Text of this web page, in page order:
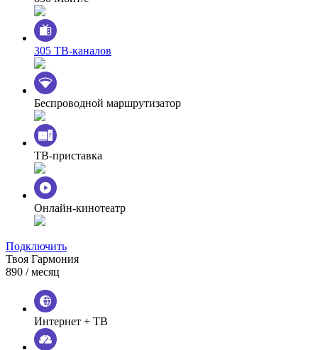
305 ТВ-каналов
Беспроводной маршрутизатор
ТВ-приставка
Онлайн-кинотеатр
Подключить
Твоя Гармония
890 / месяц
Интернет + ТВ